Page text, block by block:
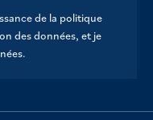
de la politique
des données, et je